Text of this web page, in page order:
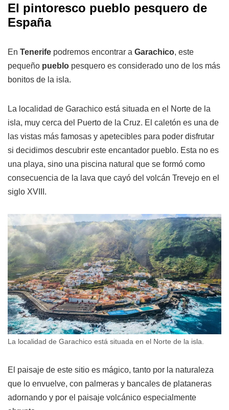
El pintoresco pueblo pesquero de
España
En Tenerife podremos encontrar a Garachico, este
pequeño pueblo pesquero es considerado uno de los más
bonitos de la isla.
La localidad de Garachico está situada en el Norte de la
isla, muy cerca del Puerto de la Cruz. El caletón es una de
las vistas más famosas y apetecibles para poder disfrutar
si decidimos descubrir este encantador pueblo. Esta no es
una playa, sino una piscina natural que se formó como
consecuencia de la lava que cayó del volcán Trevejo en el
siglo XVIII.
La localidad de Garachico está situada en el Norte de la isla.
El paisaje de este sitio es mágico, tanto por la naturaleza
que lo envuelve, con palmeras y bancales de plataneras
adornando y por el paisaje volcánico especialmente